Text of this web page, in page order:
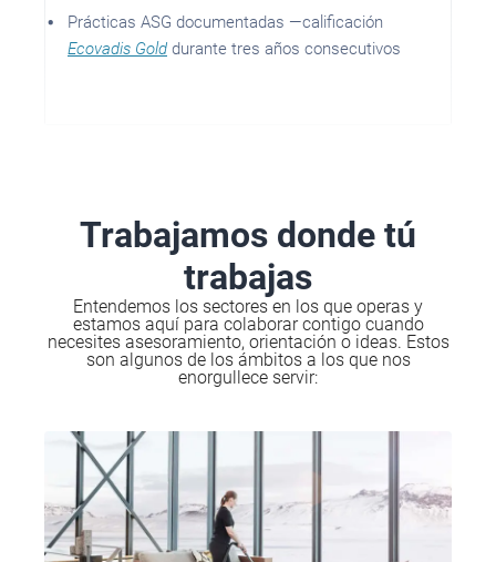
Prácticas ASG documentadas —calificación
Ecovadis Gold durante tres años consecutivos
Trabajamos donde tú
trabajas
Entendemos los sectores en los que operas y
estamos aquí para colaborar contigo cuando
necesites asesoramiento, orientación o ideas. Estos
son algunos de los ámbitos a los que nos
enorgullece servir: